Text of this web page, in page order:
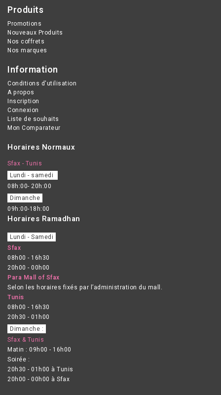
Produits
Promotions
Nouveaux Produits
Nos coffrets
Nos marques
Information
Conditions d'utilisation
A propos
Inscription
Connexion
Liste de souhaits
Mon Comparateur
Horaires Normaux
Sfax - Tunis
Lundi - samedi
08h:00- 20h:00
Dimanche
09h:00-18h:00
Horaires Ramadhan
Lundi - Samedi
Sfax
08h00 - 16h30
20h00 - 00h00
Para Mall of Sfax
Selon les horaires fixés par l’administration du mall.
Tunis
08h00 - 16h30
20h30 - 01h00
Dimanche :
Sfax & Tunis
Matin : 09h00 - 16h00
Soirée :
20h30 - 01h00 à Tunis
20h00 - 00h00 à Sfax